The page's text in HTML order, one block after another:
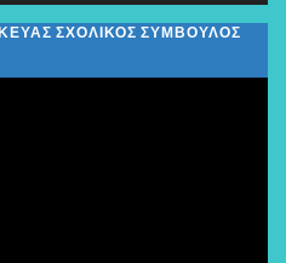
ΣΧΟΛΙΚΌΣ ΣΎΜΒΟΥΛΟΣ